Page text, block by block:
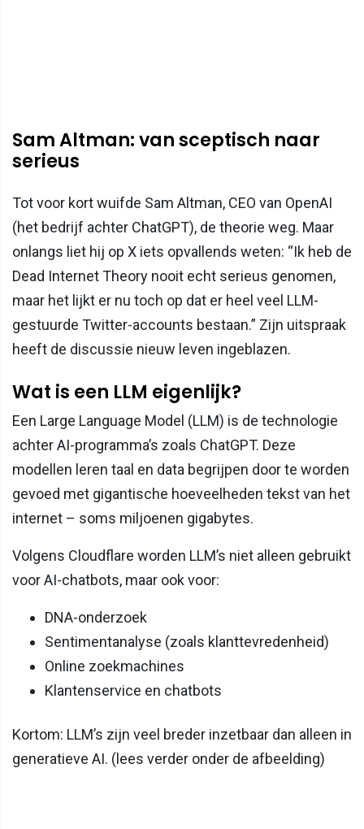
Sam Altman: van sceptisch naar
serieus
Tot voor kort wuifde Sam Altman, CEO van OpenAI
(het bedrijf achter ChatGPT), de theorie weg. Maar
onlangs liet hij op X iets opvallends weten: “Ik heb de
Dead Internet Theory nooit echt serieus genomen,
maar het lijkt er nu toch op dat er heel veel LLM-
gestuurde Twitter-accounts bestaan.” Zijn uitspraak
heeft de discussie nieuw leven ingeblazen.
Wat is een LLM eigenlijk?
Een Large Language Model (LLM) is de technologie
achter AI-programma’s zoals ChatGPT. Deze
modellen leren taal en data begrijpen door te worden
gevoed met gigantische hoeveelheden tekst van het
internet – soms miljoenen gigabytes.
Volgens Cloudflare worden LLM’s niet alleen gebruikt
voor AI-chatbots, maar ook voor:
DNA-onderzoek
Sentimentanalyse (zoals klanttevredenheid)
Online zoekmachines
Klantenservice en chatbots
Kortom: LLM’s zijn veel breder inzetbaar dan alleen in
generatieve AI. (lees verder onder de afbeelding)